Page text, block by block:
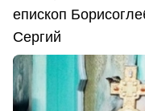
епископ
Сергий